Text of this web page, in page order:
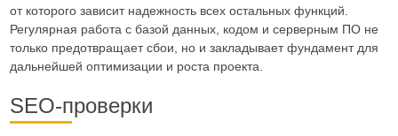
от которого зависит надежность всех остальных функций.
Регулярная работа с базой данных, кодом и серверным ПО не
только предотвращает сбои, но и закладывает фундамент для
дальнейшей оптимизации и роста проекта.
SEO-проверки